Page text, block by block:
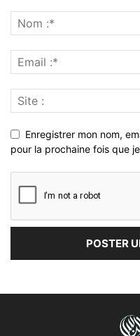
Enregistrer mon nom,
pour la prochaine fois que